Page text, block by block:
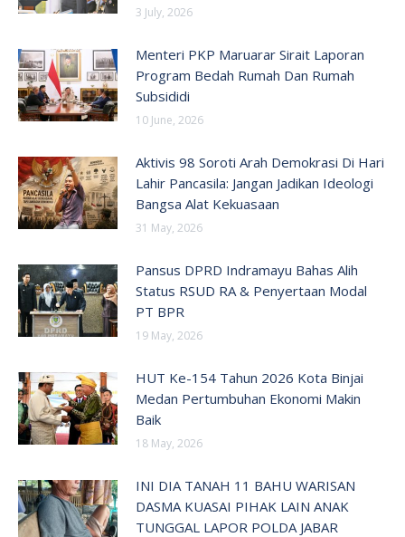
3 July, 2026
Menteri PKP Maruarar Sirait Laporan
Program Bedah Rumah Dan Rumah
Subsididi
10 June, 2026
Aktivis 98 Soroti Arah Demokrasi Di Hari
Lahir Pancasila: Jangan Jadikan Ideologi
Bangsa Alat Kekuasaan
31 May, 2026
Pansus DPRD Indramayu Bahas Alih
Status RSUD RA & Penyertaan Modal
PT BPR
19 May, 2026
HUT Ke-154 Tahun 2026 Kota Binjai
Medan Pertumbuhan Ekonomi Makin
Baik
18 May, 2026
INI DIA TANAH 11 BAHU WARISAN
DASMA KUASAI PIHAK LAIN ANAK
TUNGGAL LAPOR POLDA JABAR